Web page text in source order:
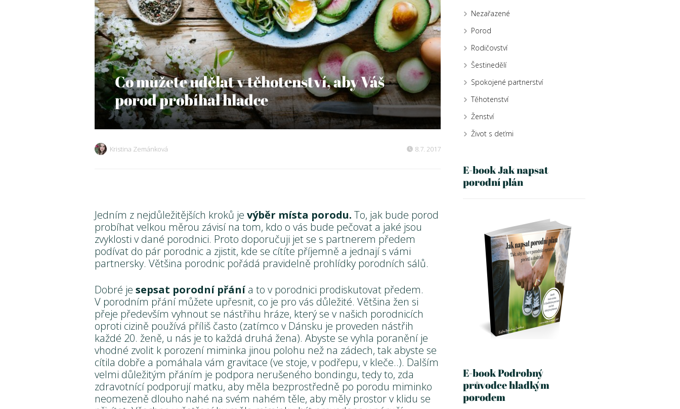
Co můžete udělat v těhotenství, aby Váš
porod probíhal hladce
Kristina Zemánková 8.7. 2017
Jedním z nejdůležitějších kroků je výběr místa porodu. To, jak bude porod
probíhat velkou měrou závisí na tom, kdo o vás bude pečovat a jaké jsou
zvyklosti v dané porodnici. Proto doporučuji jet se s partnerem předem
podívat do pár porodnic a zjistit, kde se cítíte příjemně a jednají s vámi
partnersky. Většina porodnic pořádá pravidelně prohlídky porodních sálů.
Dobré je sepsat porodní přání a to v porodnici prodiskutovat předem.
V porodním přání můžete upřesnit, co je pro vás důležité. Většina žen si
přeje především vyhnout se nástřihu hráze, který se v našich porodnicích
oproti cizině používá příliš často (zatímco v Dánsku je proveden nástřih
každé 20. ženě, u nás je to každá druhá žena). Abyste se vyhla poranění je
vhodné zvolit k porození miminka jinou polohu než na zádech, tak abyste se
cítila dobře a pomáhala vám gravitace (ve stoje, v podřepu, v kleče..). Dalším
velmi důležitým přáním je podpora nerušeného bondingu, tedy to, zda
zdravotnící podporují matku, aby měla bezprostředně po porodu miminko
neomezeně dlouho nahé na svém nahém těle, aby měly prostor v klidu se
Nezařazené
Porod
Rodičovství
Šestinedělí
Spokojené partnerství
Těhotenství
Ženství
Život s deťmi
E-book Jak napsat
porodní plán
E-book Podrobný
průvodce hladkým
porodem